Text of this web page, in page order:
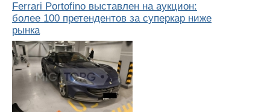
Ferrari Portofino выставлен на аукцион:
более 100 претендентов за суперкар ниже
рынка